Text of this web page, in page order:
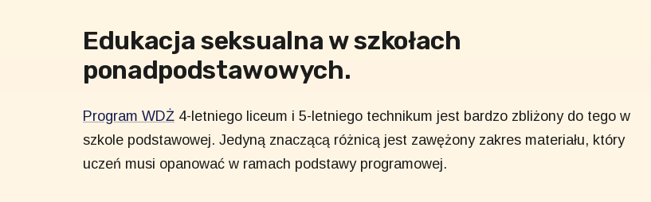
Edukacja seksualna w szkołach
ponadpodstawowych.
Program WDŻ 4-letniego liceum i 5-letniego technikum jest bardzo zbliżony do tego w
szkole podstawowej. Jedyną znaczącą różnicą jest zawężony zakres materiału, który
uczeń musi opanować w ramach podstawy programowej.